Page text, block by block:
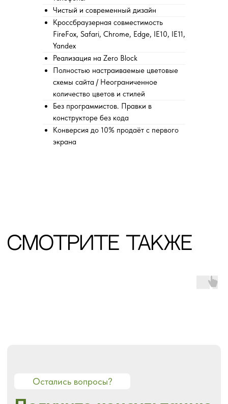
Чистый и современный дизайн
Кроссбраузерная совместимость
FireFox, Safari, Chrome, Edge, IE10, IE11,
Yandex
Реализация на Zero Block
Полностью настраиваемые цветовые
схемы сайта / Неограниченное
количество цветов и стилей
Без программистов. Правки в
конструкторе без кода
Конверсия до 10% продаёт с первого
экрана
Получите консультацию
перед покупкой
Получить консультацию
Напишите в мессенджеры, либо оставьте
заявку в форме.
Остались вопросы?
О СТУДИИ